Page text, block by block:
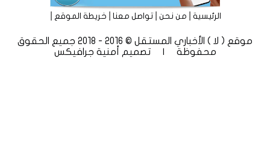
الرئيسية|من نحن|تواصل معنا|خريطة الموقع
موقع ( لا ) الأخباري المستقل © 2016 - 2018 جميع الحقوق
محفوظة | تصميم
أمنية جرافيكس